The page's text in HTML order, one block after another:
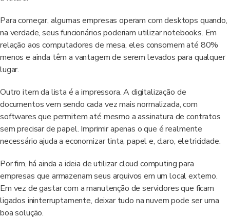
Para começar, algumas empresas operam com desktops quando,
na verdade, seus funcionários poderiam utilizar notebooks. Em
relação aos computadores de mesa, eles consomem até 80%
menos e ainda têm a vantagem de serem levados para qualquer
lugar.
Outro item da lista é a impressora. A digitalização de
documentos vem sendo cada vez mais normalizada, com
softwares que permitem até mesmo a assinatura de contratos
sem precisar de papel. Imprimir apenas o que é realmente
necessário ajuda a economizar tinta, papel e, claro, eletricidade.
Por fim, há ainda a ideia de utilizar cloud computing para
empresas que armazenam seus arquivos em um local externo.
Em vez de gastar com a manutenção de servidores que ficam
ligados ininterruptamente, deixar tudo na nuvem pode ser uma
boa solução.